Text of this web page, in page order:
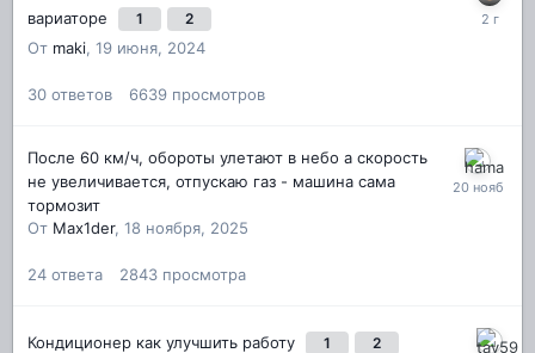
вариаторе
1 2
От maki, 19 июня, 2024
30 ответов 6639 просмотров
После 60 км/ч, обороты улетают в небо а скорость
не увеличивается, отпускаю газ - машина сама
тормозит
От Max1der, 18 ноября, 2025
24 ответа 2843 просмотра
Кондиционер как улучшить работу 1 2